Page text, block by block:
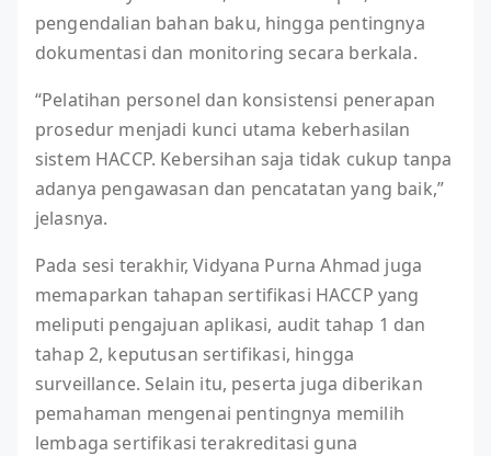
pengendalian bahan baku, hingga pentingnya
dokumentasi dan monitoring secara berkala.
“Pelatihan personel dan konsistensi penerapan
prosedur menjadi kunci utama keberhasilan
sistem HACCP. Kebersihan saja tidak cukup tanpa
adanya pengawasan dan pencatatan yang baik,”
jelasnya.
Pada sesi terakhir, Vidyana Purna Ahmad juga
memaparkan tahapan sertifikasi HACCP yang
meliputi pengajuan aplikasi, audit tahap 1 dan
tahap 2, keputusan sertifikasi, hingga
surveillance. Selain itu, peserta juga diberikan
pemahaman mengenai pentingnya memilih
lembaga sertifikasi terakreditasi guna